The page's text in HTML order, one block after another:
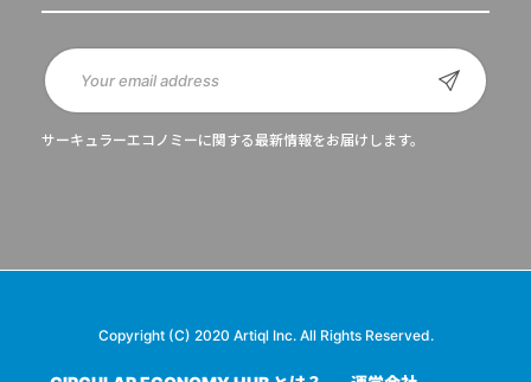
サーキュラーエコノミーに関する最新情報をお届けします。
Copyright (C) 2020 Artiql Inc. All Rights Reserved.